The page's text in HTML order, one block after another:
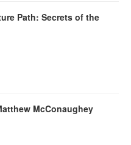
Path: Secrets of the
McConaughey